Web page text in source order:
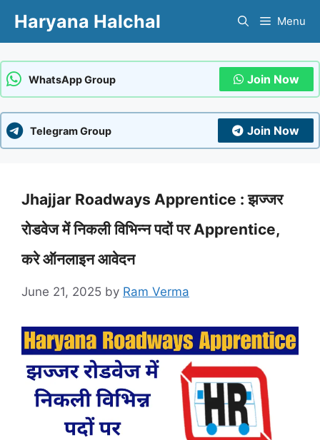
content
Haryana Halchal Menu
WhatsApp Group Join Now
Telegram Group Join Now
Jhajjar Roadways Apprentice : झज्जर
रोडवेज में निकली विभिन्न पदों पर Apprentice,
करे ऑनलाइन आवेदन
June 21, 2025 by Ram Verma